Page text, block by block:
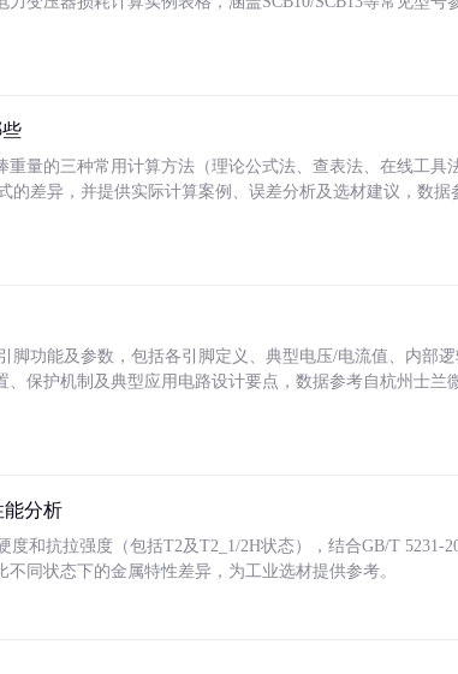
重量的三种常用计算方法（理论公式法、查表法、在线工具
的差异，并提供实际计算案例、误差分析及选材建议，数据
脚功能及参数，包括各引脚定义、典型电压/电流值、内部
、保护机制及典型应用电路设计要点，数据参考自杭州士兰
能分析
度和抗拉强度（包括T2及T2_1/2H状态），结合GB/T 5231-
同状态下的金属特性差异，为工业选材提供参考。